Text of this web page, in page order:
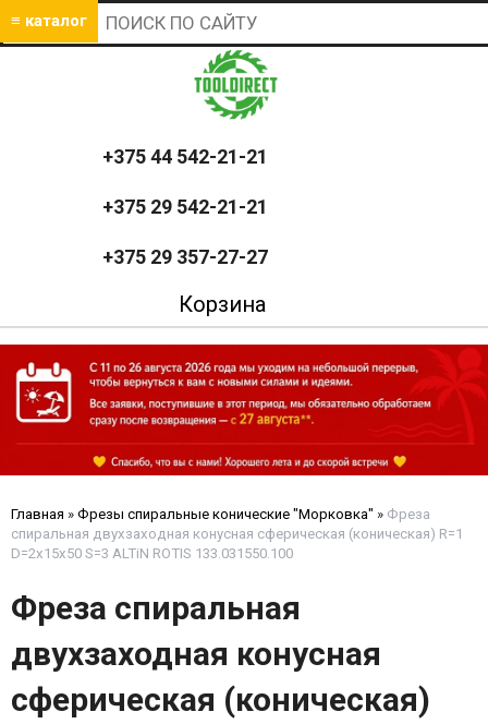
≡ каталог
+375 44 542-21-21
+375 29 542-21-21
+375 29 357-27-27
Корзина
Главная » Фрезы спиральные конические "Морковка" » Фреза
спиральная двухзаходная конусная сферическая (коническая) R=1
D=2x15x50 S=3 ALTiN ROTIS 133.031550.100
Фреза спиральная
двухзаходная конусная
сферическая (коническая)